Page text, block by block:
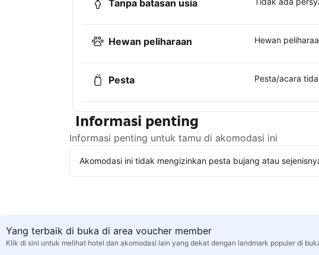
Tanpa batasan usia
Hewan peliharaan Hewan
Pesta Pesta/acara
Informasi penting
Informasi penting untuk tamu di akomodasi ini
Akomodasi ini tidak mengizinkan pesta bujang atau
Yang terbaik di buka di area voucher member
Klik di sini untuk melihat hotel dan akomodasi lain yang dekat dengan landmark populer di